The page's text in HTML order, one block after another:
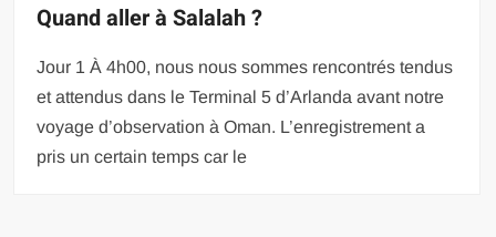
Quand aller à Salalah ?
Jour 1 À 4h00, nous nous sommes rencontrés tendus
et attendus dans le Terminal 5 d’Arlanda avant notre
voyage d’observation à Oman. L’enregistrement a
pris un certain temps car le